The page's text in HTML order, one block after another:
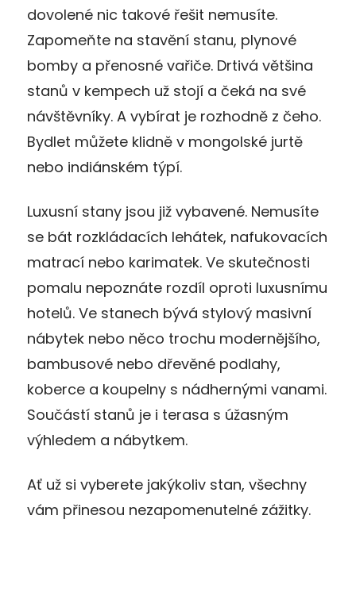
dovolené nic takové řešit nemusíte.
Zapomeňte na stavění stanu, plynové
bomby a přenosné vařiče. Drtivá většina
stanů v kempech už stojí a čeká na své
návštěvníky. A vybírat je rozhodně z čeho.
Bydlet můžete klidně v mongolské jurtě
nebo indiánském týpí.
Luxusní stany jsou již vybavené. Nemusíte
se bát rozkládacích lehátek, nafukovacích
matrací nebo karimatek. Ve skutečnosti
pomalu nepoznáte rozdíl oproti luxusnímu
hotelů. Ve stanech bývá stylový masivní
nábytek nebo něco trochu modernějšího,
bambusové nebo dřevěné podlahy,
koberce a koupelny s nádhernými vanami.
Součástí stanů je i terasa s úžasným
výhledem a nábytkem.
Ať už si vyberete jakýkoliv stan, všechny
vám přinesou nezapomenutelné zážitky.